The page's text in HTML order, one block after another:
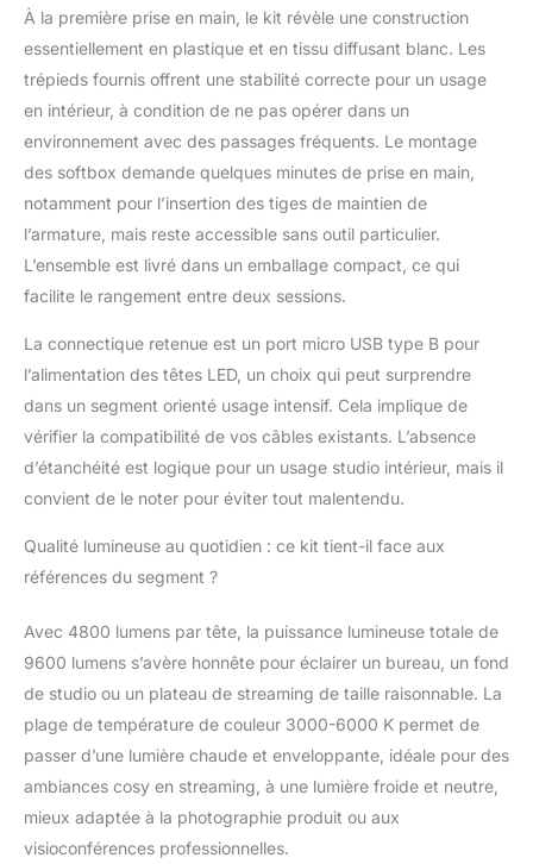
RÉGLABLE - Ce kit
propose trois modes
d'éclairage : lumière
blanche, chaude et
couleur selon vos
besoins, parfait pour
YouTube,
enregistrement vidéo,
photographie de
portrait, photographie
encore. 📸 2
TÉLÉCOMMANDES -
Ajustez facilement la
luminosité et la
des deux softbox avec
une seule
non incluses, nécessite
HAUTE QUALITÉ -
Softbox et trépieds en
matériaux durables. La
douille E27 permet de
connecter différents
types d'ampoules. Les
softbox peuvent
pivoter jusqu'à 210°,
offrant une flexibilité
maximale dans le
À la première prise en main, le kit révèle une construction
essentiellement en plastique et en tissu diffusant blanc. Les
trépieds fournis offrent une stabilité correcte pour un usage
en intérieur, à condition de ne pas opérer dans un
environnement avec des passages fréquents. Le montage
des softbox demande quelques minutes de prise en main,
notamment pour l’insertion des tiges de maintien de
l’armature, mais reste accessible sans outil particulier.
L’ensemble est livré dans un emballage compact, ce qui
facilite le rangement entre deux sessions.
La connectique retenue est un port micro USB type B pour
l’alimentation des têtes LED, un choix qui peut surprendre
dans un segment orienté usage intensif. Cela implique de
vérifier la compatibilité de vos câbles existants. L’absence
d’étanchéité est logique pour un usage studio intérieur, mais il
convient de le noter pour éviter tout malentendu.
Qualité lumineuse au quotidien : ce kit tient-il face aux
références du segment ?
Avec 4800 lumens par tête, la puissance lumineuse totale de
9600 lumens s’avère honnête pour éclairer un bureau, un fond
de studio ou un plateau de streaming de taille raisonnable. La
plage de température de couleur 3000-6000 K permet de
passer d’une lumière chaude et enveloppante, idéale pour des
ambiances cosy en streaming, à une lumière froide et neutre,
mieux adaptée à la photographie produit ou aux
visioconférences professionnelles.